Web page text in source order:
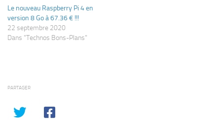
Le nouveau Raspberry Pi 4 en
version 8 Go à 67.36 € !!!
22 septembre 2020
Dans "Technos Bons-Plans"
PARTAGER